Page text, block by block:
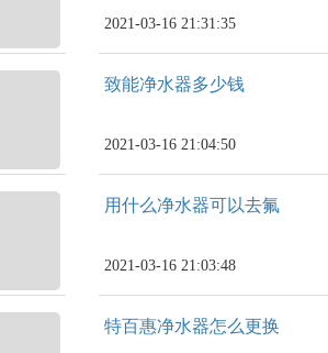
2021-03-16 21:31:35
致能净水器多少钱
2021-03-16 21:04:50
用什么净水器可以去氟
2021-03-16 21:03:48
特百惠净水器怎么更换